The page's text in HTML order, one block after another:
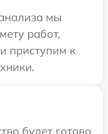
мы
работ,
приступим к